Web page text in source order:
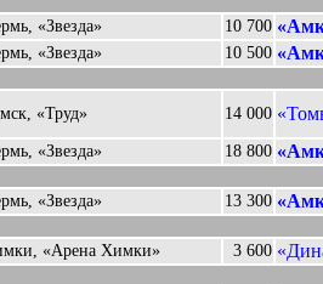
«Звезда» 10 700
«Звезда» 10 500
«Труд» 14 000
«Звезда» 18 800
«Звезда» 13 300
«Арена Химки» 3 600